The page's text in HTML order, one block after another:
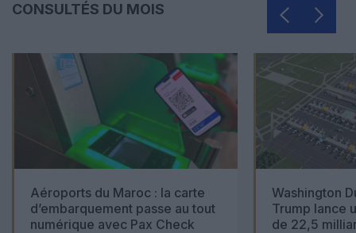
CONSULTÉS DU MOIS
Aéroports du Maroc : la carte
d’embarquement passe au tout
numérique avec Pax Check
Washington
Trump lance
de 22,5